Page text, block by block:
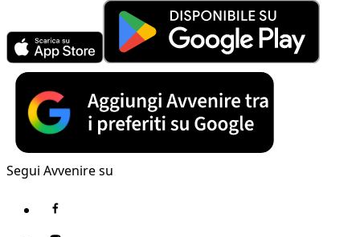
Segui Avvenire su